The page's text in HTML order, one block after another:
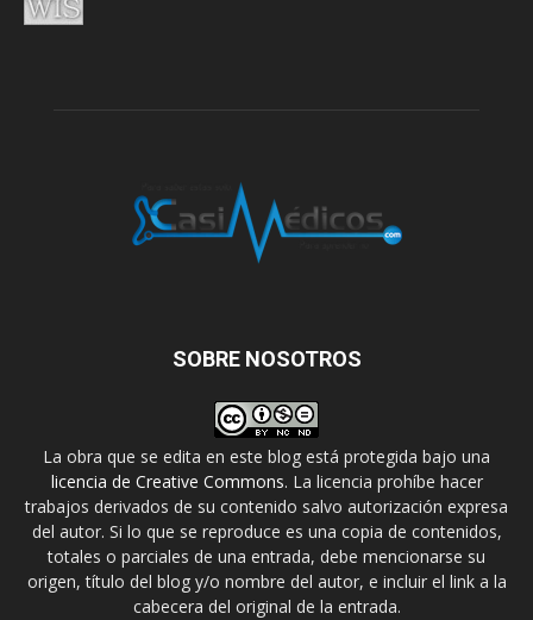
SOBRE NOSOTROS
La obra que se edita en este blog está protegida bajo una
licencia de Creative Commons. La licencia prohíbe hacer
trabajos derivados de su contenido salvo autorización expresa
del autor. Si lo que se reproduce es una copia de contenidos,
totales o parciales de una entrada, debe mencionarse su
origen, título del blog y/o nombre del autor, e incluir el link a la
cabecera del original de la entrada.